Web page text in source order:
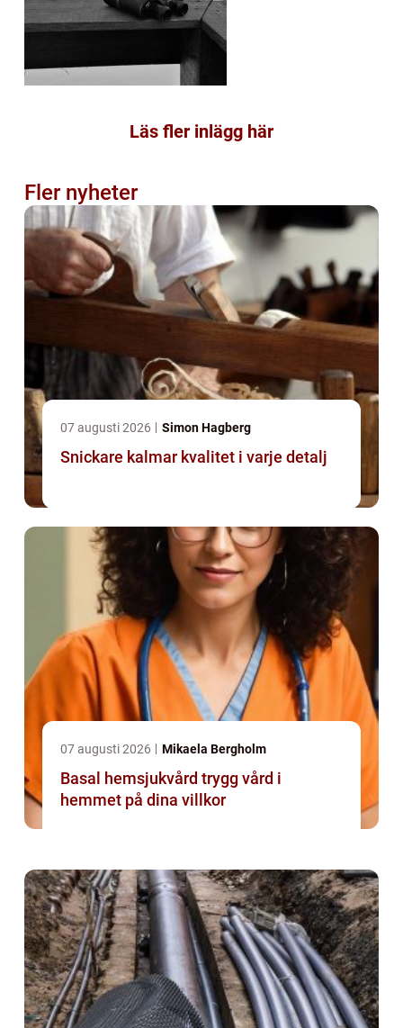
Läs fler inlägg här
Fler nyheter
07 augusti 2026 Simon Hagberg
Snickare kalmar kvalitet i varje detalj
07 augusti 2026 Mikaela Bergholm
Basal hemsjukvård trygg vård i
hemmet på dina villkor